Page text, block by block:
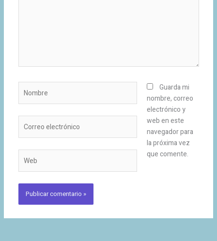
electrónico
Guarda mi
nombre, correo
electrónico y
web en este
navegador para
la próxima vez
que comente.